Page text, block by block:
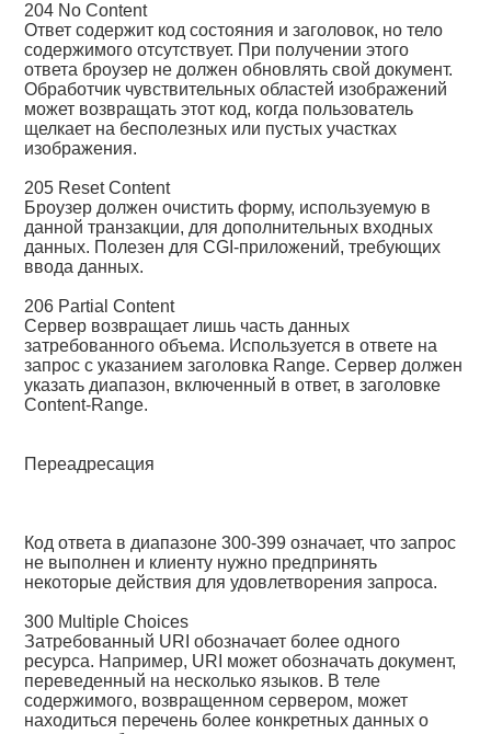
204 No Content
Ответ содержит код состояния и заголовок, но тело
содержимого отсутствует. При получении этого
ответа броузер не должен обновлять свой документ.
Обработчик чувствительных областей изображений
может возвращать этот код, когда пользователь
щелкает на бесполезных или пустых участках
изображения.
205 Reset Content
Броузер должен очистить форму, используемую в
данной транзакции, для дополнительных входных
данных. Полезен для CGI-приложений, требующих
ввода данных.
206 Partial Content
Сервер возвращает лишь часть данных
затребованного объема. Используется в ответе на
запрос с указанием заголовка Range. Сервер должен
указать диапазон, включенный в ответ, в заголовке
Content-Range.
Переадресация
Код ответа в диапазоне 300-399 означает, что запрос
не выполнен и клиенту нужно предпринять
некоторые действия для удовлетворения запроса.
300 Multiple Choices
Затребованный URI обозначает более одного
ресурса. Например, URI может обозначать документ,
переведенный на несколько языков. В теле
содержимого, возвращенном сервером, может
находиться перечень более конкретных данных о